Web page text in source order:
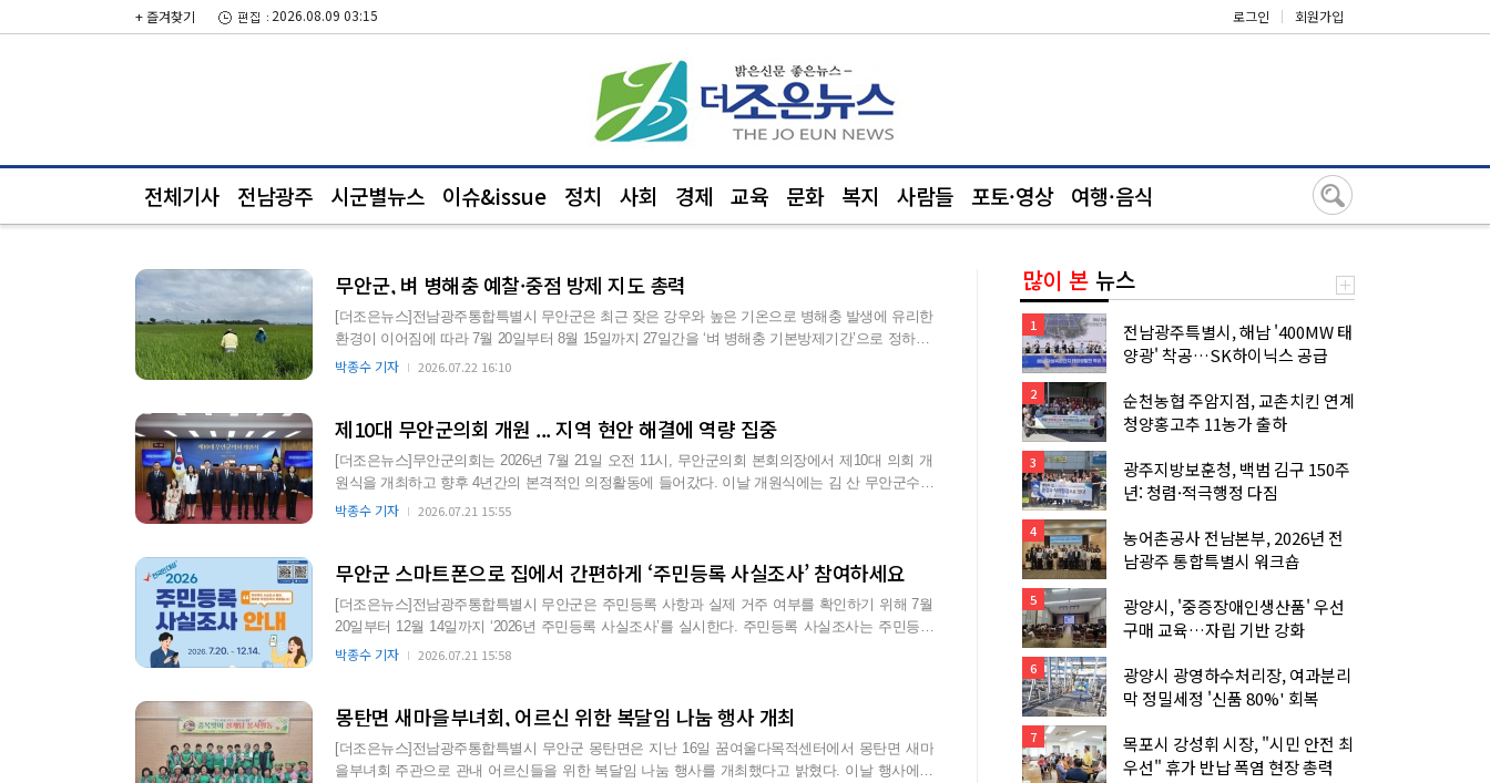
+ 즐겨찾기 2026.08.09 03:15 로그인 | 회원가입
전체기사 전남광주 시군별뉴스 이슈&issue 정치 사회 경제 교육 문화 복지 사람들 포토·영상 여행·음식
무안군, 벼 병해충 예찰·중점 방제 지도 총력
[더조은뉴스]전남광주통합특별시 무안군은 최근 잦은 강우와 높은 기온으로 병해충 발생에 유리한
환경이 이어짐에 따라 7월 20일부터 8월 15일까지 27일간을 ‘벼 병해충 기본방제기간’으로 정하고,
병해충 예찰과 방제…
박종수 기자 2026.07.22 16:10
제10대 무안군의회 개원 ... 지역 현안 해결에 역량 집중
[더조은뉴스]무안군의회는 2026년 7월 21일 오전 11시, 무안군의회 본회의장에서 제10대 의회 개
원식을 개최하고 향후 4년간의 본격적인 의정활동에 들어갔다. 이날 개원식에는 김 산 무안군수를
비롯한 집행부 공…
박종수 기자 2026.07.21 15:55
무안군 스마트폰으로 집에서 간편하게 ‘주민등록 사실조사’ 참여하세요
[더조은뉴스]전남광주통합특별시 무안군은 주민등록 사항과 실제 거주 여부를 확인하기 위해 7월
20일부터 12월 14일까지 ‘2026년 주민등록 사실조사’를 실시한다. 주민등록 사실조사는 주민등록
지와 실제 거주지의 …
박종수 기자 2026.07.21 15:58
몽탄면 새마을부녀회, 어르신 위한 복달임 나눔 행사 개최
[더조은뉴스]전남광주통합특별시 무안군 몽탄면은 지난 16일 꿈여울다목적센터에서 몽탄면 새마
을부녀회 주관으로 관내 어르신들을 위한 복달임 나눔 행사를 개최했다고 밝혔다. 이날 행사에는
많이 본 뉴스
1
전남광주특별시, 해남 '400MW 태
양광' 착공…SK하이닉스 공급
2
순천농협 주암지점, 교촌치킨 연계
청양홍고추 11농가 출하
3
광주지방보훈청, 백범 김구 150주
년: 청렴·적극행정 다짐
4
농어촌공사 전남본부, 2026년 전
남광주 통합특별시 워크숍
5
광양시, '중증장애인생산품' 우선
구매 교육…자립 기반 강화
6
광양시 광영하수처리장, 여과분리
막 정밀세정 '신품 80%' 회복
7
목포시 강성휘 시장, "시민 안전 최
우선" 휴가 반납 폭염 현장 총력